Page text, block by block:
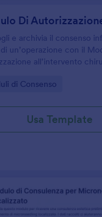
e archivia il consenso
un’operazione con il
all’intervento
semplificare la
Category:
di Consenso
Usa Template